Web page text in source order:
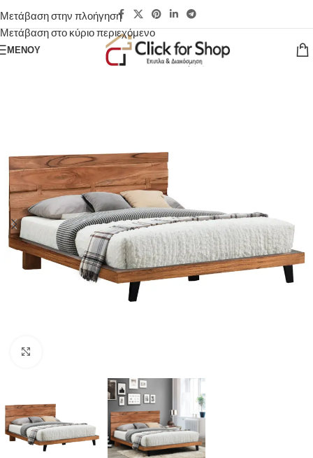
Μετάβαση στην πλοήγηση
Μετάβαση στο κύριο περιεχόμενο
ΜΕΝΟΎ